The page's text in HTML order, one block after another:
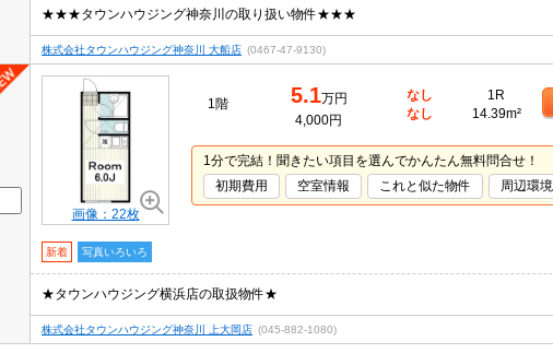
★★★タウンハウジング神奈川の取り扱い物件★★★
株式会社タウンハウジング神奈川 大船店 (0467-47-9130)
画像：22枚
1階 5.1万円
4,000円
なし
なし
1R
14.39m²
1分で完結！聞きたい項目を選んでかんたん無料問合せ！
初期費用
空室情報 これと似た物件 周辺環境
新着 写真いろいろ
★タウンハウジング横浜店の取扱物件★
株式会社タウンハウジング神奈川 上大岡店 (045-882-1080)